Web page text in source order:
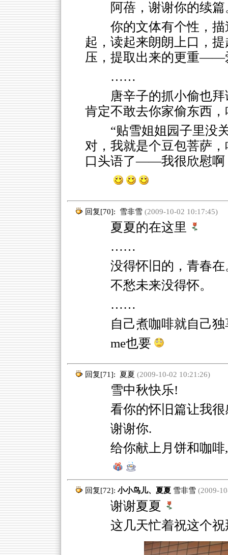
阿蓓，谢谢你的续篇
你的文体有个性，
起，读起来朗朗上口，
压，提取出来的更重——
……
唐辛子的抓小偷也
肯定不敢去你家偷东西
“贴雪姐姐园子里没
对，我就是个豆包菩萨
口头语了——我很欣慰啊
回复[70]: 雪非雪(2009-10-02 10:17:45)
夏夏的在这里
……
没得怀旧的，青春
不愁未来没得怀。
……
自己煮咖啡就自己
me也要
回复[71]: 夏夏 (2009-10-02 10:21:26)
雪中秋快乐!
看你的怀旧篇让我
谢谢你.
给你献上月饼和咖
回复[72]: 小小鸟儿、夏夏 雪非雪(2009-
谢谢夏夏
这几天忙着祝这个